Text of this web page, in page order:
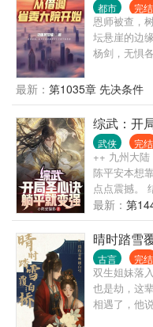
都市 完结
恩师被查，
坛悬崖的边
杨剑，无惧
入到了政治
一步之错，
岸吗？” ....
最新： 第1035章 先决条件
综武：开
武侠 完结
++ 九州大
陈平安本想
点点震撼。
有点不同。
叫黄蓉。 一
的房子。 写
要用小皮鞭
要请他吃绣
安只得无奈
现，让他躺
厨娘做的美
最新： 第
晴时踏雪
古言 完结
双生姐妹落
也是劫，这
相遇了，他